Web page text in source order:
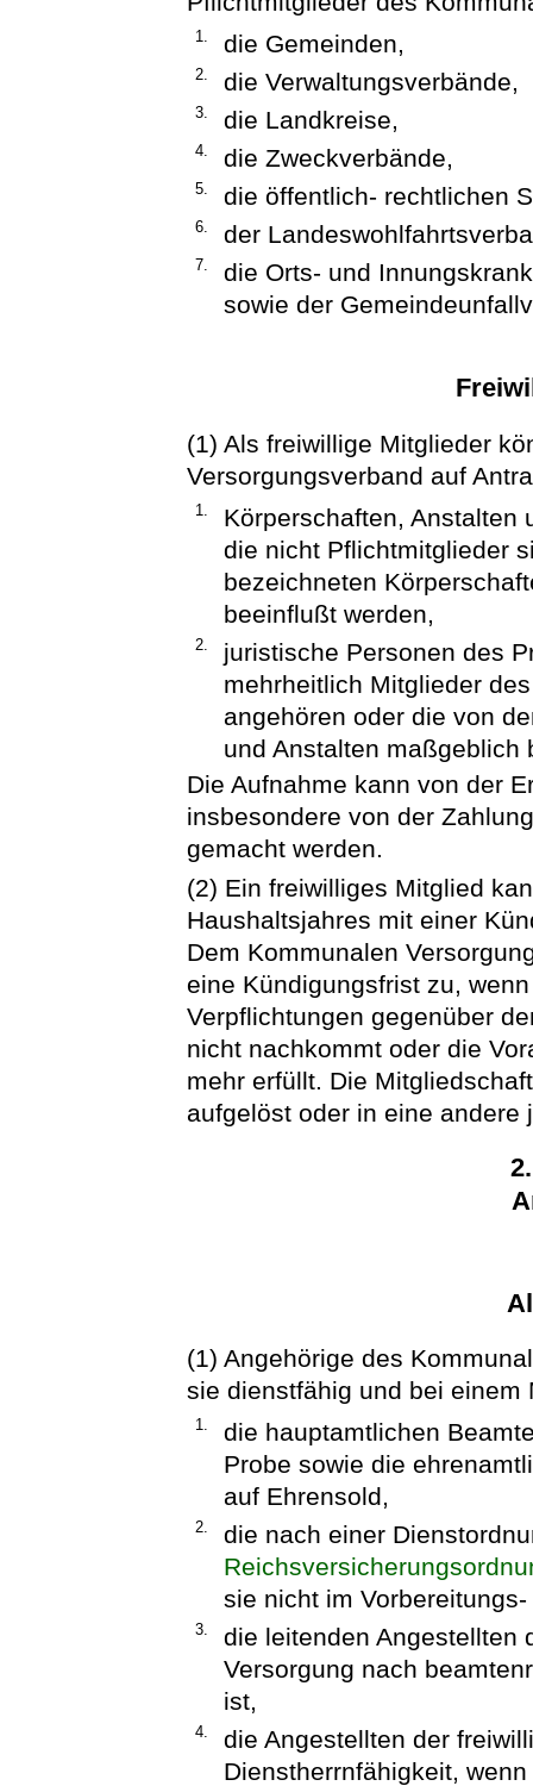
1. die Gemeinden,
2. die Verwaltungsverbände,
3. die Landkreise,
4. die Zweckverbände,
5. die öffentlich- rechtlichen
6. der
7.
die Orts- und
sowie der
(1) Als freiwillige Mitglieder
Versorgungsverband auf
1.
Körperschaften, Anstalten
die nicht Pflichtmitglieder
bezeichneten
beeinflußt werden,
2.
juristische Personen des
mehrheitlich Mitglieder
angehören oder die von
und Anstalten maßgeblich
Die Aufnahme kann von der
insbesondere von der
gemacht werden.
(2) Ein freiwilliges Mitglied
Haushaltsjahres mit einer
Dem Kommunalen
eine Kündigungsfrist zu,
Verpflichtungen gegenüber
nicht nachkommt oder die
mehr erfüllt. Die
aufgelöst oder in eine andere
(1) Angehörige des
sie dienstfähig und bei
1.
die hauptamtlichen
Probe sowie die
auf Ehrensold,
2.
die nach einer
sie nicht im
3.
die leitenden Angestellten
Versorgung nach
ist,
4.
die Angestellten der
Dienstherrnfähigkeit,